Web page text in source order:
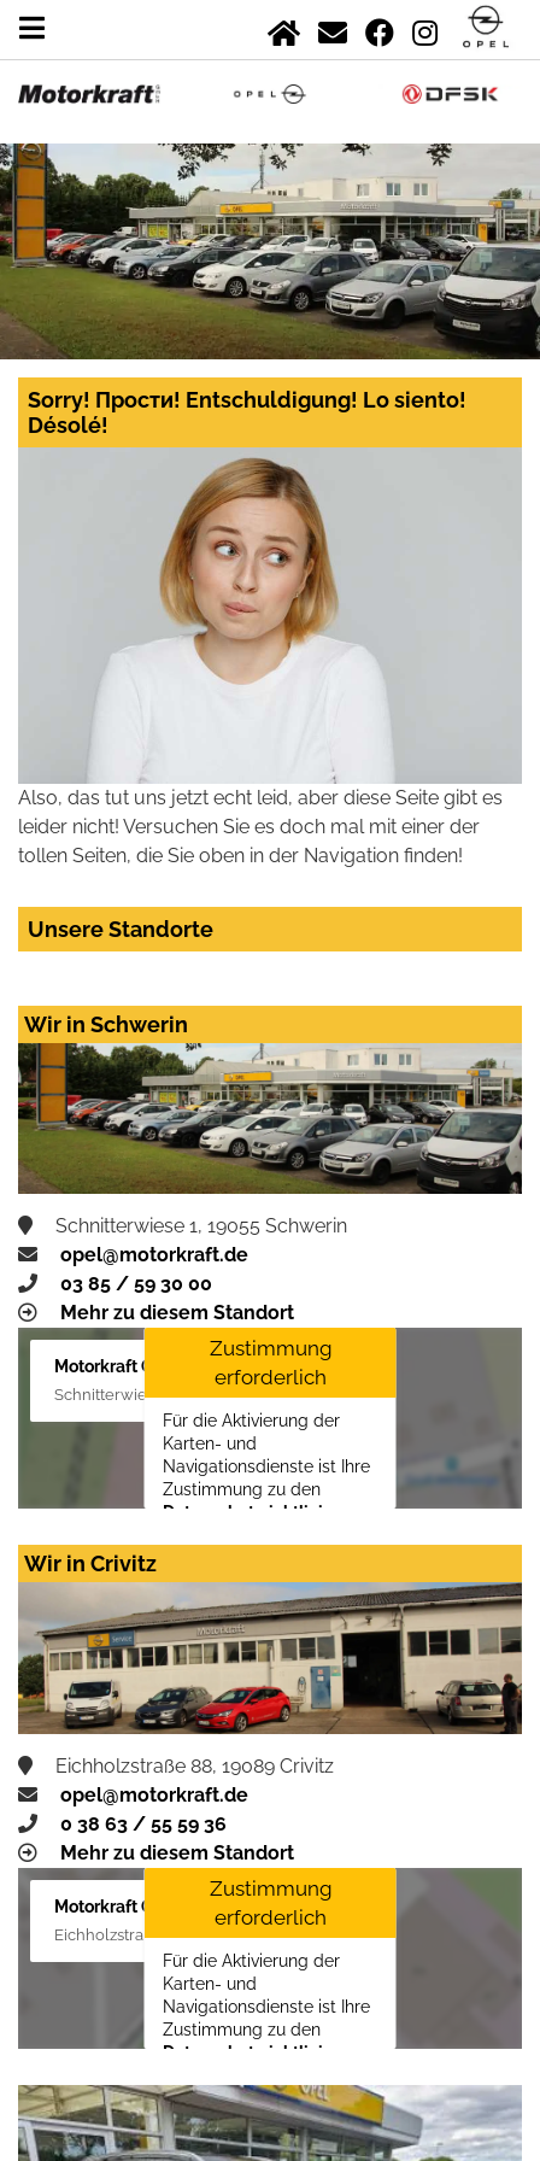
Sorry! Прости! Entschuldigung! Lo siento!
Désolé!
Also, das tut uns jetzt echt leid, aber diese Seite gibt es
leider nicht! Versuchen Sie es doch mal mit einer der
tollen Seiten, die Sie oben in der Navigation finden!
Unsere Standorte
Wir in Schwerin
Schnitterwiese 1, 19055 Schwerin
opel@motorkraft.de
03 85 / 59 30 00
Mehr zu diesem Standort
Motorkraft GmbH
Schnitterwiese 1, 19055 Schwerin
Zustimmung
erforderlich
Für die Aktivierung der
Karten- und
Navigationsdienste ist Ihre
Zustimmung zu den
Datenschutzrichtlinien
Zustimmen und
aktivieren
Wir in Crivitz
Eichholzstraße 88, 19089 Crivitz
opel@motorkraft.de
0 38 63 / 55 59 36
Mehr zu diesem Standort
Motorkraft GmbH
Eichholzstraße 88, 19089 Crivitz
Zustimmung
erforderlich
Für die Aktivierung der
Karten- und
Navigationsdienste ist Ihre
Zustimmung zu den
Datenschutzrichtlinien
LLCerforderlich.
Zustimmen und